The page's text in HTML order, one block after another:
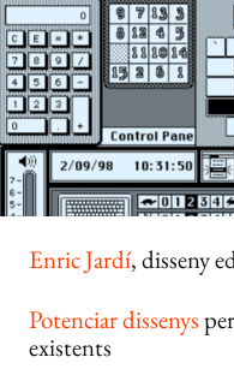
Enric Jardí, disseny
Potenciar dissenys
existents